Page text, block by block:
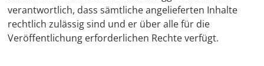
verantwortlich, dass sämtliche angelieferten Inhalte
rechtlich zulässig sind und er über alle für die
Veröffentlichung erforderlichen Rechte verfügt.